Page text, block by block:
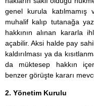
genel kurula katılmamış
muhalif kalıp tutanağa
hakkının alınan kararla
açabilir. Aksi halde pay
kaldırılması ya da
da müktesep hakkın
benzer görüşte kararı
2. Yönetim Kurulu